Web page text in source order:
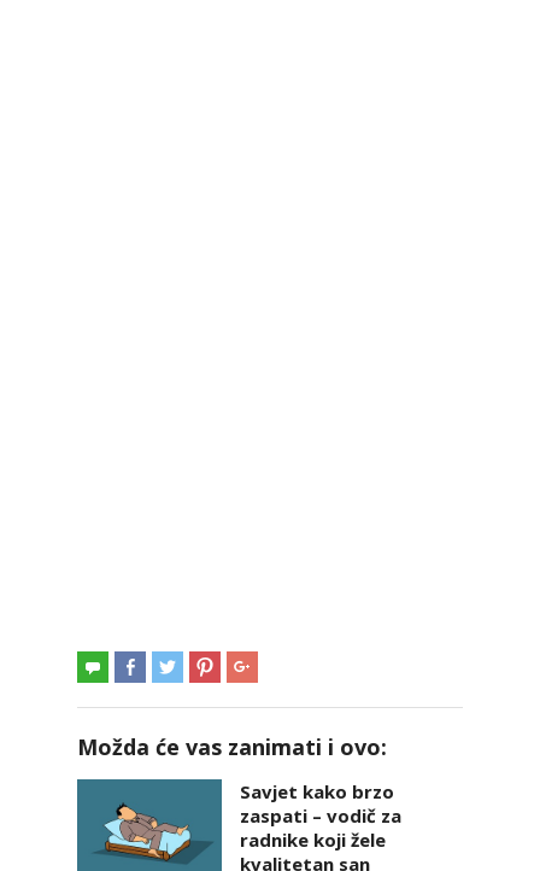
Možda će vas zanimati i ovo:
Savjet kako brzo
zaspati – vodič za
radnike koji žele
kvalitetan san